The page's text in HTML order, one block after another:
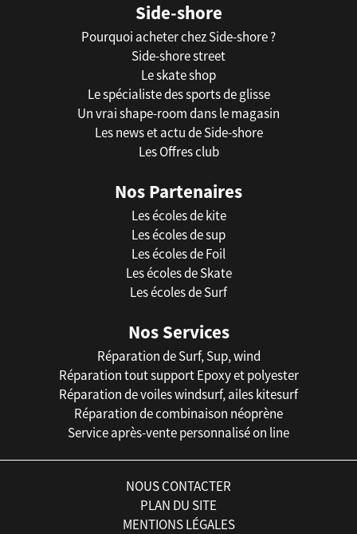
Side-shore
Pourquoi acheter chez Side-shore ?
Side-shore street
Le skate shop
Le spécialiste des sports de glisse
Un vrai shape-room dans le magasin
Les news et actu de Side-shore
Les Offres club
Nos Partenaires
Les écoles de kite
Les écoles de sup
Les écoles de Foil
Les écoles de Skate
Les écoles de Surf
Nos Services
Réparation de Surf, Sup, wind
Réparation tout support Epoxy et polyester
Réparation de voiles windsurf, ailes kitesurf
Réparation de combinaison néoprène
Service après-vente personnalisé on line
NOUS CONTACTER
PLAN DU SITE
MENTIONS LÉGALES